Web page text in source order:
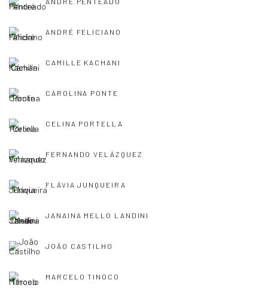
ANDRÉ FELICIANO
CAMILLE KACHANI
CAROLINA PONTE
CELINA PORTELLA
FERNANDO VELÁZQUEZ
FLÁVIA JUNQUEIRA
JANAINA MELLO LANDINI
JOÃO CASTILHO
MARCELO TINOCO